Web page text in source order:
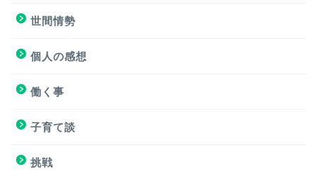
世間情勢
個人の感想
働く事
子育て談
挑戦